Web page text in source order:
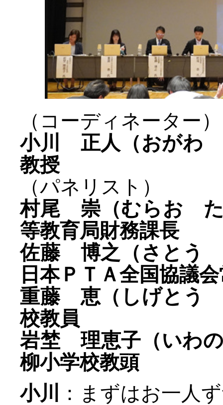
（コーディネーター）
小川 正人（おがわ
教授
（パネリスト）
村尾 崇（むらお た
等教育局財務課長
佐藤 博之（さとう
日本ＰＴＡ全国協議
重藤 恵（しげとう
校教員
岩埜 理恵子（いわ
柳小学校教頭
小川
：まずはお一人